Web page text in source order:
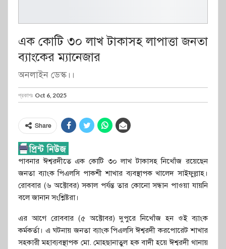
এক কোটি ৩০ লাখ টাকাসহ লাপাত্তা জনতা
ব্যাংকের ম্যানেজার
অনলাইন ডেস্ক।।
প্রকাশঃ Oct 6, 2025
Share
পাবনার ঈশ্বরদীতে এক কোটি ৩০ লাখ টাকাসহ নিখোঁজ রয়েছেন
জনতা ব্যাংক পিএলসি পাকশী শাখার ব্যবস্থাপক খালেদ সাইফুল্লাহ।
রোববার (৬ অক্টোবর) সকাল পর্যন্ত তার কোনো সন্ধান পাওয়া যায়নি
বলে জানান সংশ্লিষ্টরা।
এর আগে রোববার (৫ অক্টোবর) দুপুরে নিখোঁজ হন ওই ব্যাংক
কর্মকর্তা। এ ঘটনায় জনতা ব্যাংক পিএলসি ঈশ্বরদী করপোরেট শাখার
সহকারী মহাব্যবস্থাপক মো. মোহছানাতুল হক বাদী হয়ে ঈশ্বরদী থানায়